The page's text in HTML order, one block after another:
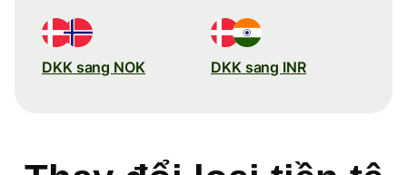
DKK sang NOK DKK sang INR